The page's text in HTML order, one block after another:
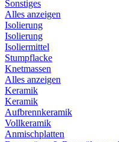
Sonstiges
Alles anzeigen
Isolierung
Isolierung
Isoliermittel
Stumpflacke
Knetmassen
Alles anzeigen
Keramik
Keramik
Aufbrennkeramik
Vollkeramik
Anmischplatten